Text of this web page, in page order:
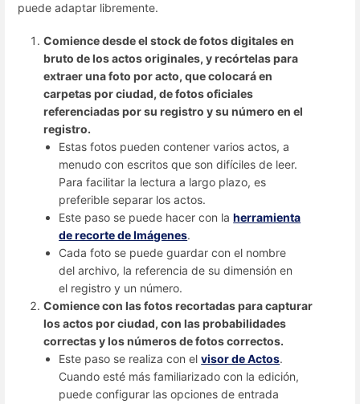
puede adaptar libremente.
Comience desde el stock de fotos digitales en
bruto de los actos originales, y recórtelas para
extraer una foto por acto, que colocará en
carpetas por ciudad, de fotos oficiales
referenciadas por su registro y su número en el
registro.
Estas fotos pueden contener varios actos, a
menudo con escritos que son difíciles de leer.
Para facilitar la lectura a largo plazo, es
preferible separar los actos.
Este paso se puede hacer con laherramienta
de recorte de Imágenes.
Cada foto se puede guardar con el nombre
del archivo, la referencia de su dimensión en
el registro y un número.
Comience con las fotos recortadas para capturar
los actos por ciudad, con las probabilidades
correctas y los números de fotos correctos.
Este paso se realiza con elvisor de Actos.
Cuando esté más familiarizado con la edición,
puede configurar las opciones de entrada